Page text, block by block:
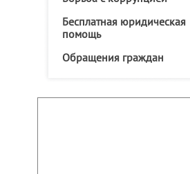
Бесплатная юридическая
помощь
Обращения граждан